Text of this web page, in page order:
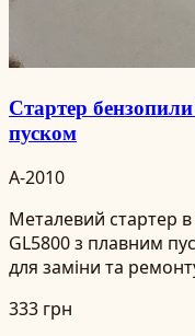
Стартер
пуском
A-2010
Металевий стартер
GL5800 з плавним
для заміни та
333 грн